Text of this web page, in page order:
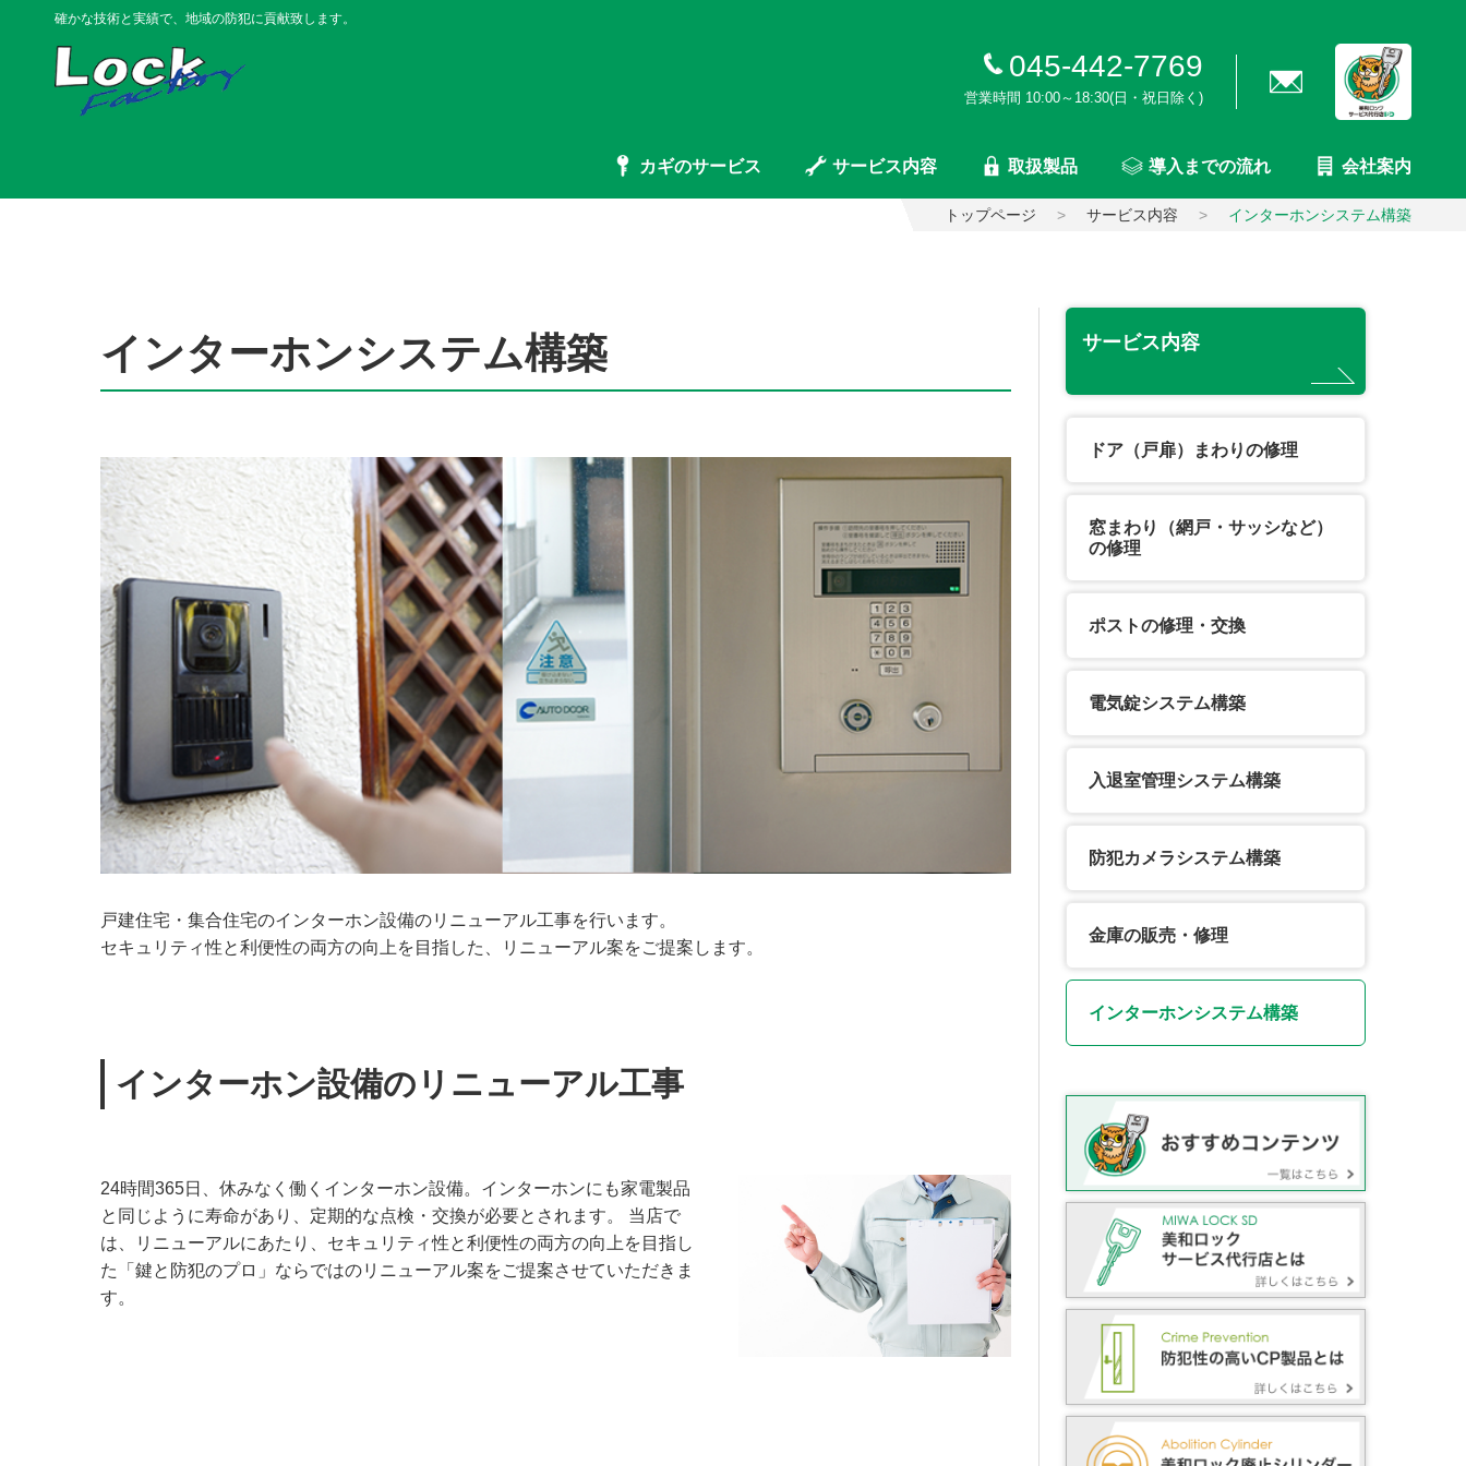
確かな技術と実績で、地域の防犯に貢献致します。
045-442-7769
営業時間 10:00～18:30(日・祝日除く)
カギのサービス サービス内容 取扱製品 導入までの流れ 会社案内
トップページ サービス内容 インターホンシステム構築
インターホンシステム構築
戸建住宅・集合住宅のインターホン設備のリニューアル工事を行います。
セキュリティ性と利便性の両方の向上を目指した、リニューアル案をご提案します。
インターホン設備のリニューアル工事
24時間365日、休みなく働くインターホン設備。インターホンにも家電製品
と同じように寿命があり、定期的な点検・交換が必要とされます。 当店で
は、リニューアルにあたり、セキュリティ性と利便性の両方の向上を目指し
た「鍵と防犯のプロ」ならではのリニューアル案をご提案させていただきま
す。
サービス内容
ドア（戸扉）まわりの修理
窓まわり（網戸・サッシなど）
の修理
ポストの修理・交換
電気錠システム構築
入退室管理システム構築
防犯カメラシステム構築
金庫の販売・修理
インターホンシステム構築